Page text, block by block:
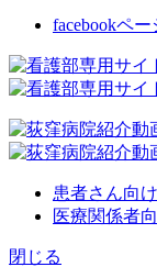
facebookペー
患者さん向
医療関係者
閉じる